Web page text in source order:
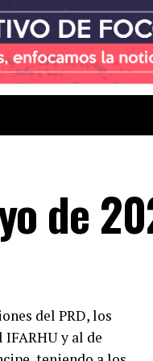
de
del PRD, los
y al de